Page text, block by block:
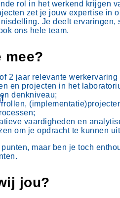
rol in het werkend krijgen
zet je jouw expertise in
Je deelt
ons hele team.
mee?
2 jaar relevante
en projecten in het
denkniveau;
vaardigheden en
om je opdracht te kunnen
maar ben je toch
jou?